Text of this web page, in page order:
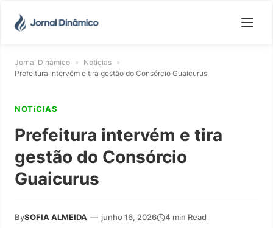
Jornal Dinâmico » Notícias »
Prefeitura intervém e tira gestão do Consórcio Guaicurus
NOTíCIAS
Prefeitura intervém e tira
gestão do Consórcio
Guaicurus
BySOFIA ALMEIDA — junho 16, 2026 4 min Read